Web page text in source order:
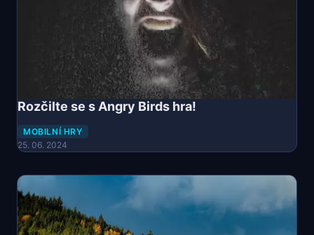
Rozčilte se s Angry Birds hra!
MOBILNÍ HRY
25. 06. 2024